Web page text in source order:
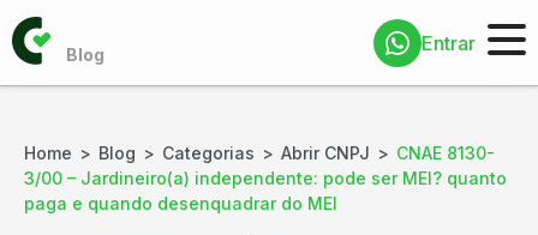
Entrar
Home Blog Categorias Abrir CNPJ
CNAE 8130-
3/00 – Jardineiro(a) independente: pode ser MEI? quanto
paga e quando desenquadrar do MEI